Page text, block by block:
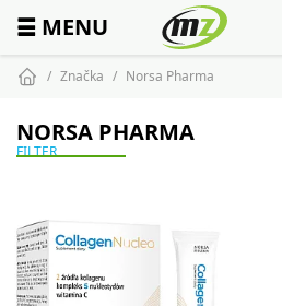
☰ MENU
Značka Norsa Pharma
NORSA PHARMA
FILTER